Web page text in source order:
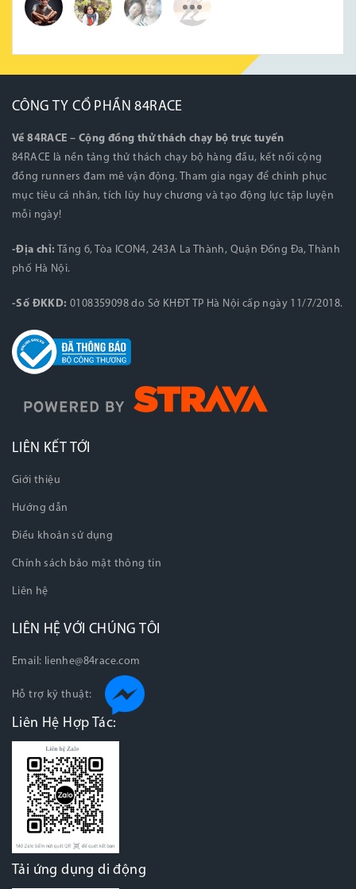
CÔNG TY CỔ PHẦN 84RACE
Về 84RACE – Cộng đồng thử thách chạy bộ trực tuyến
84RACE là nền tảng thử thách chạy bộ hàng đầu, kết nối cộng
đồng runners đam mê vận động. Tham gia ngay để chinh phục
mục tiêu cá nhân, tích lũy huy chương và tạo động lực tập luyện
mỗi ngày!
-Địa chỉ: Tầng 6, Tòa ICON4, 243A La Thành, Quận Đống Đa, Thành
phố Hà Nội.
-Số ĐKKD: 0108359098 do Sở KHĐT TP Hà Nội cấp ngày 11/7/2018.
LIÊN KẾT TỚI
Giới thiệu
Hướng dẫn
Điều khoản sử dụng
Chính sách bảo mật thông tin
Liên hệ
LIÊN HỆ VỚI CHÚNG TÔI
Email: lienhe@84race.com
Hỗ trợ kỹ thuật:
Liên Hệ Hợp Tác:
Tải ứng dụng di động